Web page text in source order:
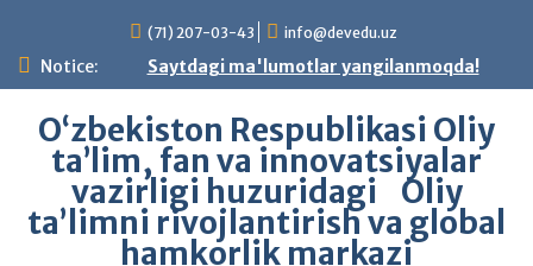
content
(71) 207-03-43 info@devedu.uz
Notice: Saytdagi ma'lumotlar yangilanmoqda!
Oʻzbekiston Respublikasi Oliy
ta’lim, fan va innovatsiyalar
vazirligi huzuridagi Oliy
taʼlimni rivojlantirish va global
hamkorlik markazi